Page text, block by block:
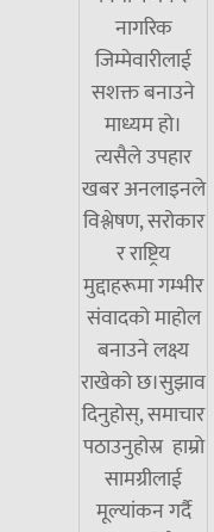
नागरिक
जिम्मेवारीलाई
सशक्त बनाउने
माध्यम हो।
त्यसैले उपहार
खबर अनलाइनले
विश्लेषण, सरोकार
र राष्ट्रिय
मुद्दाहरूमा गम्भीर
संवादको माहोल
बनाउने लक्ष्य
राखेको छ।सुझाव
दिनुहोस्, समाचार
पठाउनुहोस्र हाम्रो
सामग्रीलाई
मूल्यांकन गर्दै